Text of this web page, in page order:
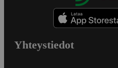
Yhteystiedot